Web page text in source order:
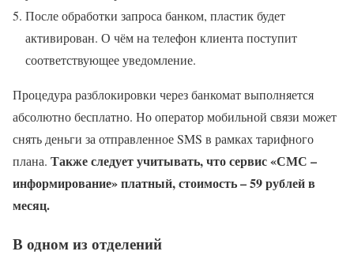
После обработки запроса банком, пластик будет
активирован. О чём на телефон клиента поступит
соответствующее уведомление.
Процедура разблокировки через банкомат выполняется
абсолютно бесплатно. Но оператор мобильной связи может
снять деньги за отправленное SMS в рамках тарифного
плана. Также следует учитывать, что сервис «СМС –
информирование» платный, стоимость – 59 рублей в
месяц.
В одном из отделений